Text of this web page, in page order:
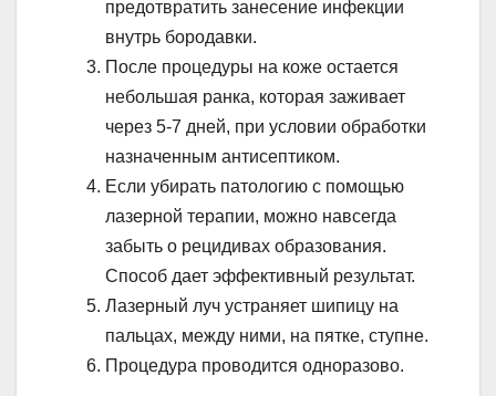
предотвратить занесение инфекции
внутрь бородавки.
После процедуры на коже остается
небольшая ранка, которая заживает
через 5-7 дней, при условии обработки
назначенным антисептиком.
Если убирать патологию с помощью
лазерной терапии, можно навсегда
забыть о рецидивах образования.
Способ дает эффективный результат.
Лазерный луч устраняет шипицу на
пальцах, между ними, на пятке, ступне.
Процедура проводится одноразово.